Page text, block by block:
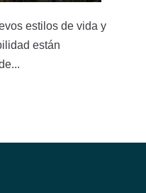
estilos de vida y
están